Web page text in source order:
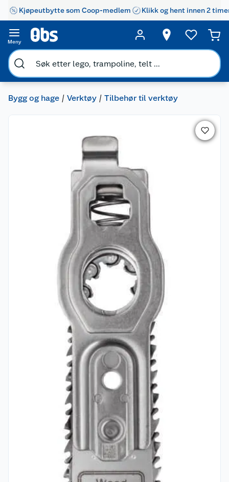
Kjøpeutbytte som Coop-medlem Klikk og hent innen 2
Meny
Bygg og hage Verktøy Tilbehør til verktøy